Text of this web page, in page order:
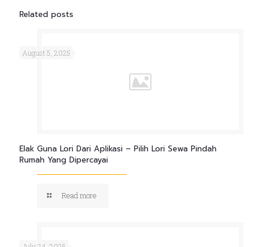
Related posts
August 5, 2025
Elak Guna Lori Dari Aplikasi – Pilih Lori Sewa Pindah
Rumah Yang Dipercayai
Read more